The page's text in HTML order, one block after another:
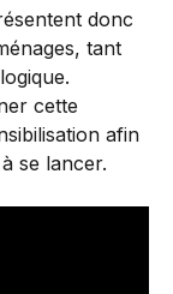
donc
tant
cette
afin
se lancer.